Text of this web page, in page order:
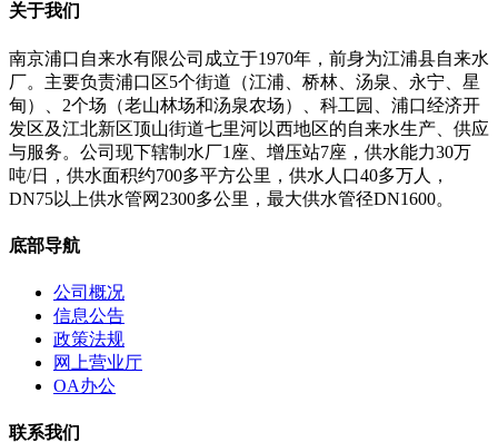
关于我们
南京浦口自来水有限公司成立于1970年，前身为江浦县自来水
厂。主要负责浦口区5个街道（江浦、桥林、汤泉、永宁、星
甸）、2个场（老山林场和汤泉农场）、科工园、浦口经济开
发区及江北新区顶山街道七里河以西地区的自来水生产、供应
与服务。公司现下辖制水厂1座、增压站7座，供水能力30万
吨/日，供水面积约700多平方公里，供水人口40多万人，
DN75以上供水管网2300多公里，最大供水管径DN1600。
底部导航
公司概况
信息公告
政策法规
网上营业厅
OA办公
联系我们